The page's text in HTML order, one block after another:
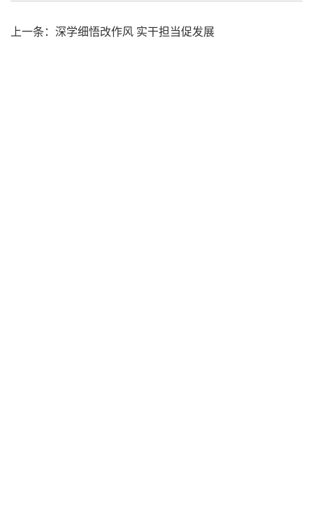
上一条： 深学细悟改作风 实干担当促发展